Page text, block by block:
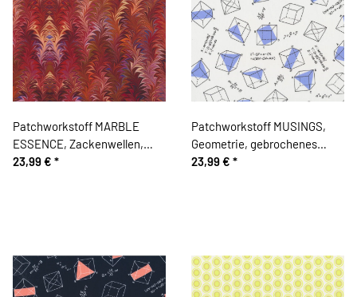
Patchworkstoff MARBLE
ESSENCE, Zackenwellen,
dunkelrot, In the Beginning
23,99 € *
Patchworkstoff MUSINGS,
Geometrie, gebrochenes
weiß, Robert Kaufman
23,99 € *